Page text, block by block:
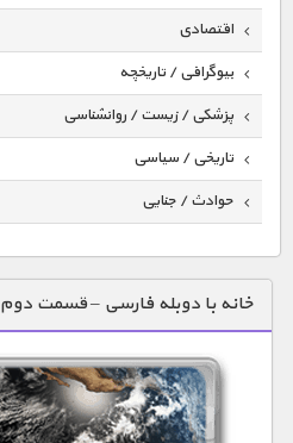
اقتصادی
بیوگرافی / تاریخچه
پزشکی / زیست / روانشناسی
تاریخی / سیاسی
حوادث / جنایی
دنیای خوراکی ها
زمین شناسی / محیط زیست
سازه/ معماری/ مهندسی
سرگرمی
خانه با دوبله فارسی – قسمت دوم